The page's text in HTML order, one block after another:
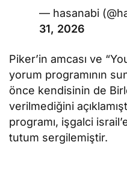
— hasanabi
31, 2026
Piker’in amcası ve
yorum programının
önce kendisinin de
verilmediğini
programı, işgalci
tutum sergilemiştir.